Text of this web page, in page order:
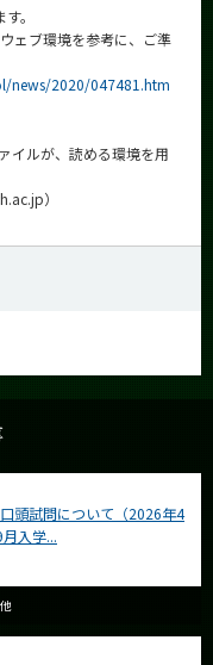
。
ェブ環境を参考に、ご準
news/2020/047481.htm
イルが、読める環境を用
）
頭試問について（2026年4
入学...